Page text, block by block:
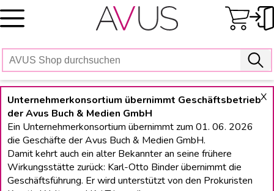
Skip
to
X
Unternehmerkonsortium übernimmt Geschäftsbetrieb
der Avus Buch & Medien GmbH
Ein Unternehmerkonsortium übernimmt zum 01. 06. 2026
die Geschäfte der Avus Buch & Medien GmbH.
Damit kehrt auch ein alter Bekannter an seine frühere
Wirkungsstätte zurück: Karl-Otto Binder übernimmt die
Geschäftsführung. Er wird unterstützt von den Prokuristen